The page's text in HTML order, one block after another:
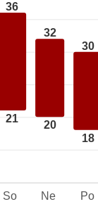
36
21
32
20
30
18
So Ne Po